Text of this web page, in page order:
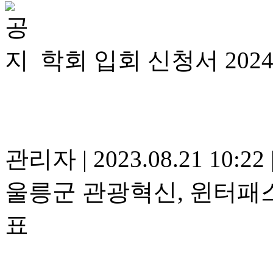
학회 입회 신청서
관리자 | 2023.08.21 10:22
울릉군 관광혁신, 윈터패
표